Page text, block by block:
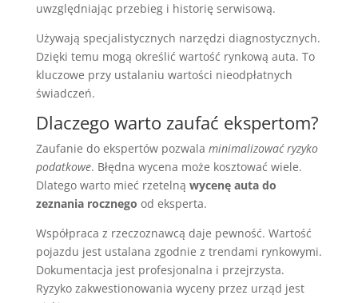
uwzględniając przebieg i historię serwisową.
Używają specjalistycznych narzędzi diagnostycznych.
Dzięki temu mogą określić wartość rynkową auta. To
kluczowe przy ustalaniu wartości nieodpłatnych
świadczeń.
Dlaczego warto zaufać ekspertom?
Zaufanie do ekspertów pozwala minimalizować ryzyko
podatkowe. Błędna wycena może kosztować wiele.
Dlatego warto mieć rzetelną wycenę auta do
zeznania rocznego od eksperta.
Współpraca z rzeczoznawcą daje pewność. Wartość
pojazdu jest ustalana zgodnie z trendami rynkowymi.
Dokumentacja jest profesjonalna i przejrzysta.
Ryzyko zakwestionowania wyceny przez urząd jest